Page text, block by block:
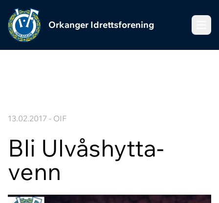
Orkanger Idrettsforening
13.02.2017 - OIF
Bli Ulvåshytta-
venn